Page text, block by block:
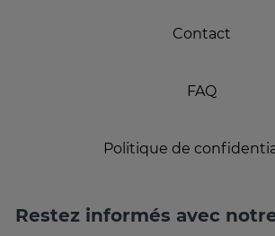
Contact
FAQ
Politique de
Restez informés avec